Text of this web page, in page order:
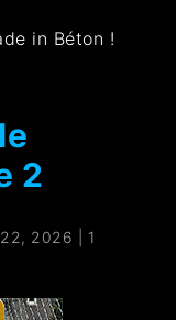
in Béton !
2
2026
1